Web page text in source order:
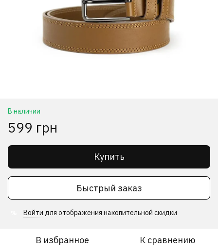
В наличии
599 грн
Купить
Быстрый заказ
Войти для отображения накопительной скидки
В избранное К сравнению